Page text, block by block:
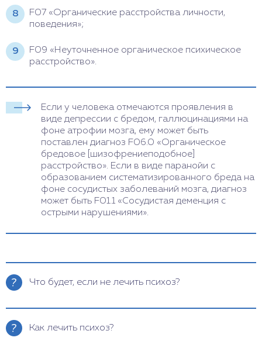
F07 «Органические расстройства личности,
поведения»;
F09 «Неуточненное органическое психическое
расстройство».
Если у человека отмечаются проявления в
виде депрессии с бредом, галлюцинациями на
фоне атрофии мозга, ему может быть
поставлен диагноз F06.0 «Органическое
бредовое [шизофрениеподобное]
расстройство». Если в виде паранойи с
образованием систематизированного бреда на
фоне сосудистых заболеваний мозга, диагноз
может быть F01.1 «Сосудистая деменция с
острыми нарушениями».
Что будет, если не лечить психоз?
Психоз – это психическая болезнь, когда человек
Все психозы делают человека несчастным и
Как лечить психоз?